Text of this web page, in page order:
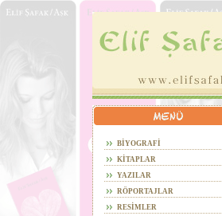
BİYOGRAFİ
KİTAPLAR
YAZILAR
RÖPORTAJLAR
RESİMLER